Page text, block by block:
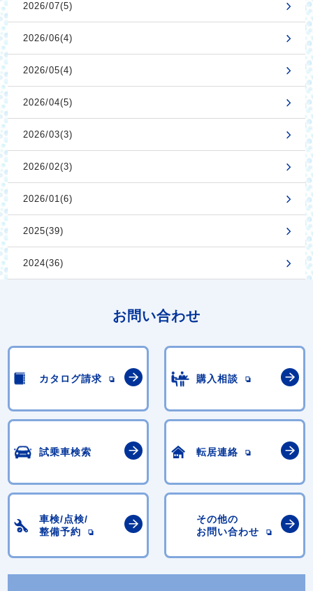
2026/07(5)
2026/06(4)
2026/05(4)
2026/04(5)
2026/03(3)
2026/02(3)
2026/01(6)
2025(39)
2024(36)
お問い合わせ
カタログ請求 購入相談
試乗車検索 転居連絡
車検/点検/
整備予約
その他の
お問い合わせ